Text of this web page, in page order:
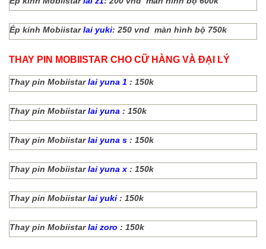
Ép kính Mobiistarlai yuki: 250 vnd màn hình bộ 750k
THAY PIN MOBIISTAR CHO CỮ HÀNG VÀ ĐẠI LÝ
Thay pin Mobiistarlai yuna 1 : 150k
Thay pin Mobiistarlai yuna : 150k
Thay pin Mobiistarlai yuna s : 150k
Thay pin Mobiistarlai yuna x : 150k
Thay pin Mobiistarlai yuki : 150k
Thay pin Mobiistarlai zoro : 150k